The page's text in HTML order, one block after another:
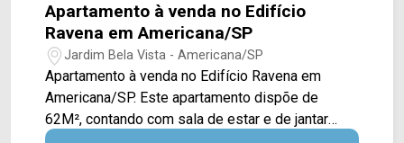
Apartamento à venda no Edifício
Ravena em Americana/SP
Jardim Bela Vista - Americana/SP
Apartamento à venda no Edifício Ravena em
Americana/SP. Este apartamento dispõe de
62M², contando com sala de estar e de jantar